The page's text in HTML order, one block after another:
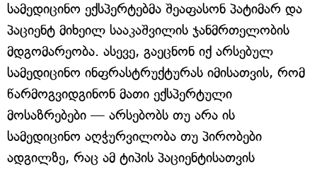
სამედიცინო ექსპერტებმა შეაფასონ პატიმარ და
პაციენტ მიხეილ სააკაშვილის ჯანმრთელობის
მდგომარეობა. ასევე, გაეცნონ იქ არსებულ
სამედიცინო ინფრასტრუქტურას იმისათვის, რომ
წარმოგვიდგინონ მათი ექსპერტული
მოსაზრებები — არსებობს თუ არა ის
სამედიცინო აღჭურვილობა თუ პირობები
ადგილზე, რაც ამ ტიპის პაციენტისათვის